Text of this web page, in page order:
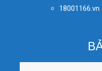
18001166.vn